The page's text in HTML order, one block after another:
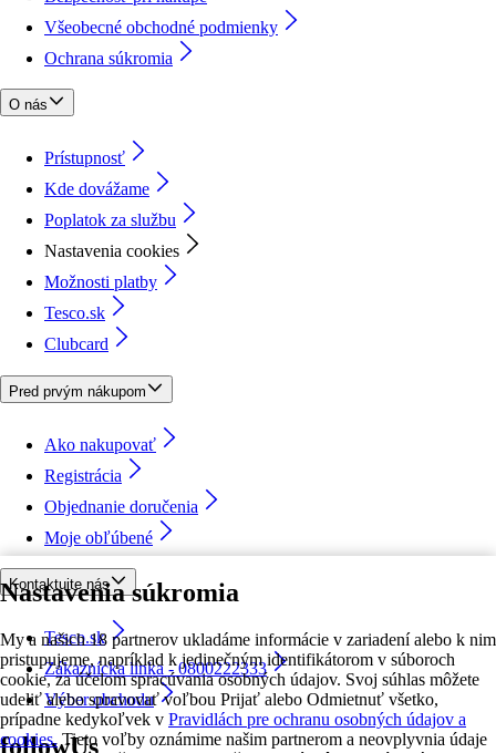
Nastavenia súkromia
My a našich 18 partnerov ukladáme informácie v zariadení alebo k nim
pristupujeme, napríklad k jedinečným identifikátorom v súboroch
cookie, za účelom spracúvania osobných údajov. Svoj súhlas môžete
udeliť alebo spravovať voľbou Prijať alebo Odmietnuť všetko,
prípadne kedykoľvek v Pravidlách pre ochranu osobných údajov a
cookies. Tieto voľby oznámime našim partnerom a neovplyvnia údaje
Všeobecné obchodné podmienky
Ochrana súkromia
O nás
Prístupnosť
Kde dovážame
Poplatok za službu
Nastavenia cookies
Možnosti platby
Tesco.sk
Clubcard
Pred prvým nákupom
Ako nakupovať
Registrácia
Objednanie doručenia
Moje obľúbené
Kontaktujte nás
Tesco.sk
Zákaznícka linka - 0800222333
Výber obchodu
followUs